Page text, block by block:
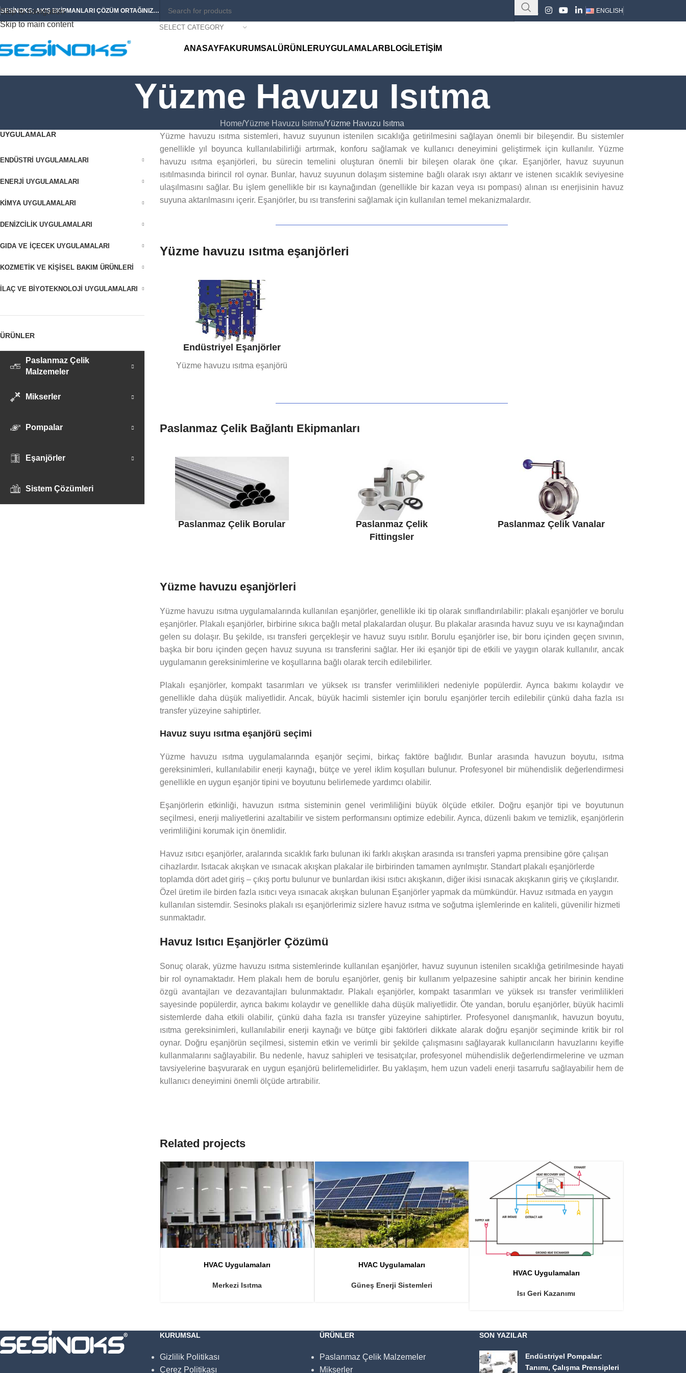
Skip to navigation
Skip to main content
SESİNOKS; AKIŞ EKİPMANLARI ÇÖZÜM ORTAĞINIZ…
SELECT CATEGORY
ENGLISH
ANASAYFA KURUMSALÜRÜNLERUYGULAMALAR BLOG İLETIŞIM
Yüzme Havuzu Isıtma
Home Yüzme Havuzu Isıtma Yüzme Havuzu Isıtma
UYGULAMALAR
ENDÜSTRI UYGULAMALARI
ENERJI UYGULAMALARI
KIMYA UYGULAMALARI
DENIZCILIK UYGULAMALARI
GIDA VE İÇECEK UYGULAMALARI
KOZMETIK VE KIŞISEL BAKIM ÜRÜNLERI
İLAÇ VE BIYOTEKNOLOJI UYGULAMALARI
ÜRÜNLER
Paslanmaz Çelik
Malzemeler
Mikserler
Pompalar
Eşanjörler
Sistem Çözümleri
Yüzme havuzu ısıtma sistemleri, havuz suyunun istenilen sıcaklığa getirilmesini sağlayan önemli bir bileşendir. Bu sistemler
genellikle yıl boyunca kullanılabilirliği artırmak, konforu sağlamak ve kullanıcı deneyimini geliştirmek için kullanılır. Yüzme
havuzu ısıtma eşanjörleri, bu sürecin temelini oluşturan önemli bir bileşen olarak öne çıkar. Eşanjörler, havuz suyunun
ısıtılmasında birincil rol oynar. Bunlar, havuz suyunun dolaşım sistemine bağlı olarak ısıyı aktarır ve istenen sıcaklık seviyesine
ulaşılmasını sağlar. Bu işlem genellikle bir ısı kaynağından (genellikle bir kazan veya ısı pompası) alınan ısı enerjisinin havuz
suyuna aktarılmasını içerir. Eşanjörler, bu ısı transferini sağlamak için kullanılan temel mekanizmalardır.
Yüzme havuzu ısıtma eşanjörleri
Endüstriyel Eşanjörler
Yüzme havuzu ısıtma eşanjörü
Paslanmaz Çelik Bağlantı Ekipmanları
Paslanmaz Çelik Borular
Paslanmaz Çelik
Fittingsler
Paslanmaz Çelik Vanalar
Yüzme havuzu eşanjörleri
Yüzme havuzu ısıtma uygulamalarında kullanılan eşanjörler, genellikle iki tip olarak sınıflandırılabilir: plakalı eşanjörler ve borulu
eşanjörler. Plakalı eşanjörler, birbirine sıkıca bağlı metal plakalardan oluşur. Bu plakalar arasında havuz suyu ve ısı kaynağından
gelen su dolaşır. Bu şekilde, ısı transferi gerçekleşir ve havuz suyu ısıtılır. Borulu eşanjörler ise, bir boru içinden geçen sıvının,
başka bir boru içinden geçen havuz suyuna ısı transferini sağlar. Her iki eşanjör tipi de etkili ve yaygın olarak kullanılır, ancak
uygulamanın gereksinimlerine ve koşullarına bağlı olarak tercih edilebilirler.
Plakalı eşanjörler, kompakt tasarımları ve yüksek ısı transfer verimlilikleri nedeniyle popülerdir. Ayrıca bakımı kolaydır ve
genellikle daha düşük maliyetlidir. Ancak, büyük hacimli sistemler için borulu eşanjörler tercih edilebilir çünkü daha fazla ısı
transfer yüzeyine sahiptirler.
Havuz suyu ısıtma eşanjörü seçimi
Yüzme havuzu ısıtma uygulamalarında eşanjör seçimi, birkaç faktöre bağlıdır. Bunlar arasında havuzun boyutu, ısıtma
gereksinimleri, kullanılabilir enerji kaynağı, bütçe ve yerel iklim koşulları bulunur. Profesyonel bir mühendislik değerlendirmesi
genellikle en uygun eşanjör tipini ve boyutunu belirlemede yardımcı olabilir.
Eşanjörlerin etkinliği, havuzun ısıtma sisteminin genel verimliliğini büyük ölçüde etkiler. Doğru eşanjör tipi ve boyutunun
seçilmesi, enerji maliyetlerini azaltabilir ve sistem performansını optimize edebilir. Ayrıca, düzenli bakım ve temizlik, eşanjörlerin
verimliliğini korumak için önemlidir.
Havuz ısıtıcı eşanjörler, aralarında sıcaklık farkı bulunan iki farklı akışkan arasında ısı transferi yapma prensibine göre çalışan
cihazlardır. Isıtacak akışkan ve ısınacak akışkan plakalar ile birbirinden tamamen ayrılmıştır. Standart plakalı eşanjörlerde
toplamda dört adet giriş – çıkış portu bulunur ve bunlardan ikisi ısıtıcı akışkanın, diğer ikisi ısınacak akışkanın giriş ve çıkışlarıdır.
Özel üretim ile birden fazla ısıtıcı veya ısınacak akışkan bulunan Eşanjörler yapmak da mümkündür. Havuz ısıtmada en yaygın
kullanılan sistemdir. Sesinoks plakalı ısı eşanjörlerimiz sizlere havuz ısıtma ve soğutma işlemlerinde en kaliteli, güvenilir hizmeti
sunmaktadır.
Havuz Isıtıcı Eşanjörler Çözümü
Sonuç olarak, yüzme havuzu ısıtma sistemlerinde kullanılan eşanjörler, havuz suyunun istenilen sıcaklığa getirilmesinde hayati
bir rol oynamaktadır. Hem plakalı hem de borulu eşanjörler, geniş bir kullanım yelpazesine sahiptir ancak her birinin kendine
özgü avantajları ve dezavantajları bulunmaktadır. Plakalı eşanjörler, kompakt tasarımları ve yüksek ısı transfer verimlilikleri
sayesinde popülerdir, ayrıca bakımı kolaydır ve genellikle daha düşük maliyetlidir. Öte yandan, borulu eşanjörler, büyük hacimli
sistemlerde daha etkili olabilir, çünkü daha fazla ısı transfer yüzeyine sahiptirler. Profesyonel danışmanlık, havuzun boyutu,
ısıtma gereksinimleri, kullanılabilir enerji kaynağı ve bütçe gibi faktörleri dikkate alarak doğru eşanjör seçiminde kritik bir rol
oynar. Doğru eşanjörün seçilmesi, sistemin etkin ve verimli bir şekilde çalışmasını sağlayarak kullanıcıların havuzlarını keyifle
kullanmalarını sağlayabilir. Bu nedenle, havuz sahipleri ve tesisatçılar, profesyonel mühendislik değerlendirmelerine ve uzman
tavsiyelerine başvurarak en uygun eşanjörü belirlemelidirler. Bu yaklaşım, hem uzun vadeli enerji tasarrufu sağlayabilir hem de
kullanıcı deneyimini önemli ölçüde artırabilir.
Related projects
HVAC Uygulamaları
Merkezi Isıtma
HVAC Uygulamaları
Güneş Enerji Sistemleri
HVAC Uygulamaları
Isı Geri Kazanımı
KURUMSAL
Gizlilik Politikası
Çerez Politikası
ÜRÜNLER
Paslanmaz Çelik Malzemeler
Mikserler
SON YAZILAR
Endüstriyel Pompalar:
Tanımı, Çalışma Prensipleri